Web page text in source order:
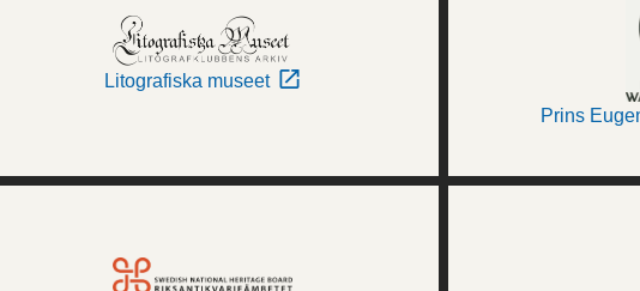
Litografiska museet
Prins